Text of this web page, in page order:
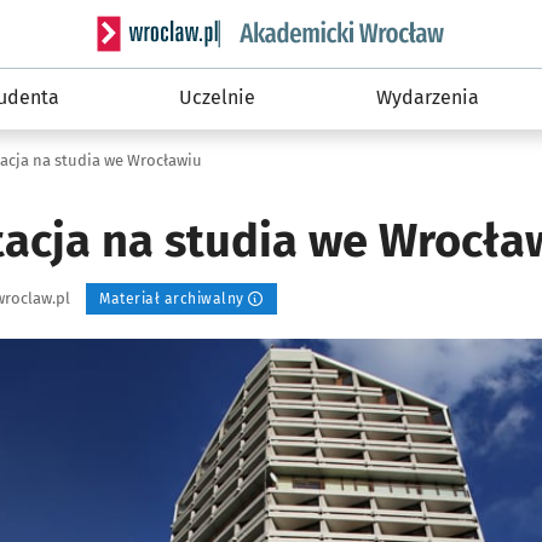
Serwis informacyjny wroclaw.pl podserwis:
Uczelnie Wydarzenia
na studia we Wrocławiu
na studia we
Materiał archiwalny